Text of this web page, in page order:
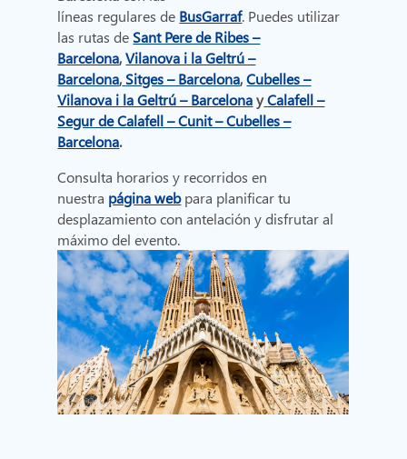
líneas regulares de BusGarraf. Puedes utilizar
las rutas de Sant Pere de Ribes –
Barcelona,Vilanova i la Geltrú –
Barcelona, Sitges – Barcelona,Cubelles –
Vilanova i la Geltrú – BarcelonayCalafell –
Segur de Calafell – Cunit – Cubelles –
Barcelona.
Consulta horarios y recorridos en
nuestra página webpara planificar tu
desplazamiento con antelación y disfrutar al
máximo del evento.